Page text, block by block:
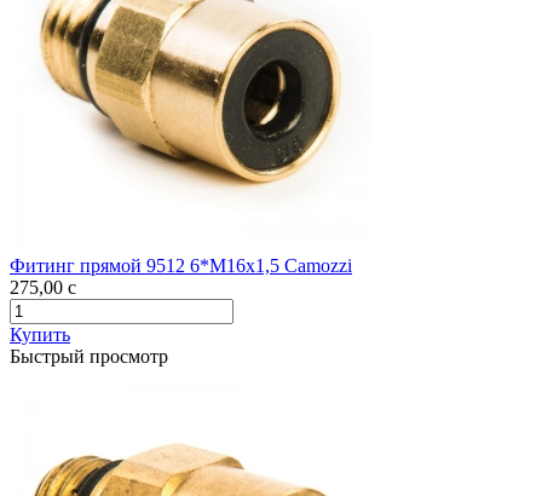
Фитинг прямой 9512 6*М16х1,5 Camozzi
275,00 c
Купить
Быстрый просмотр